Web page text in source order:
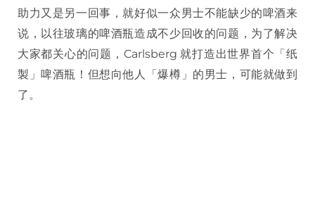
助力又是另一回事，就好似一众男士不能缺少的啤酒来
说，以往玻璃的啤酒瓶造成不少回收的问题，为了解决
大家都关心的问题，Carlsberg 就打造出世界首个「纸
製」啤酒瓶！但想向他人「爆樽」的男士，可能就做到
了。